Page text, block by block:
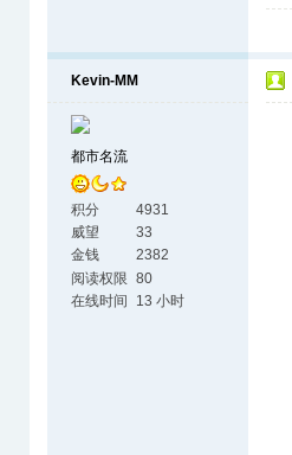
Kevin-MM
都市名流
积分
4931
威望
33
金钱
2382
阅读权限 80
在线时间
13 小时